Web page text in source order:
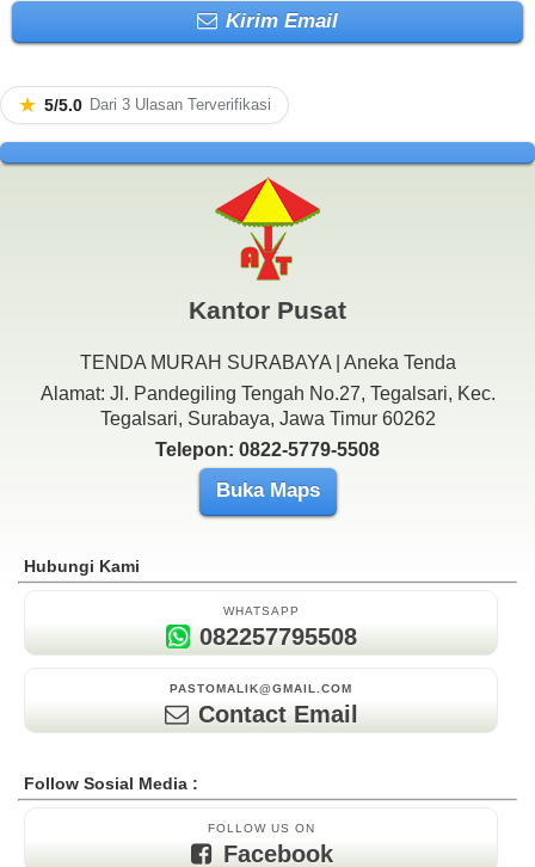
Kirim Email
★ 5/5.0 Dari 3 Ulasan Terverifikasi
Kantor Pusat
TENDA MURAH SURABAYA | Aneka Tenda
Alamat: Jl. Pandegiling Tengah No.27, Tegalsari, Kec.
Tegalsari, Surabaya, Jawa Timur 60262
Telepon: 0822-5779-5508
Buka Maps
Hubungi Kami
WHATSAPP
082257795508
PASTOMALIK@GMAIL.COM
Contact Email
Follow Sosial Media :
FOLLOW US ON
Facebook